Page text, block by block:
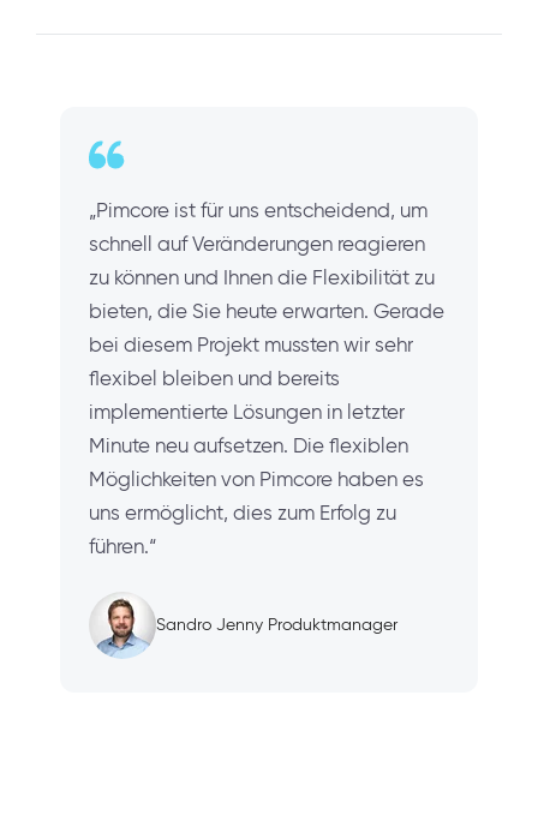
„Pimcore ist für uns entscheidend, um
schnell auf Veränderungen reagieren
zu können und Ihnen die Flexibilität zu
bieten, die Sie heute erwarten. Gerade
bei diesem Projekt mussten wir sehr
flexibel bleiben und bereits
implementierte Lösungen in letzter
Minute neu aufsetzen. Die flexiblen
Möglichkeiten von Pimcore haben es
uns ermöglicht, dies zum Erfolg zu
führen.“
Sandro Jenny Produktmanager